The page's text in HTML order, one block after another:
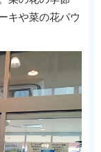
キや菜の花パウ